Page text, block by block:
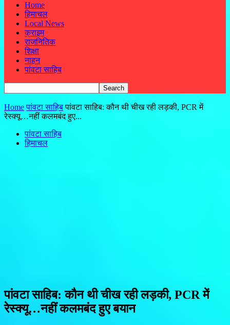
Home
हिमाचल
Local News
क्राइम
राजनितिक
शिक्षा
नाहन
पांवटा साहिब
Home पांवटा साहिब पांवटा साहिब: कौन थी चीख रही लड़की, PCR में
रेस्क्यू…नहीं कलमबंद हुए...
पांवटा साहिब
हिमाचल
पांवटा साहिब: कौन थी चीख रही लड़की, PCR में
रेस्क्यू…नहीं कलमबंद हुए बयान